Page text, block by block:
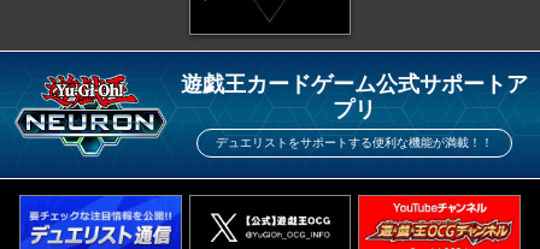
遊戯王カードゲーム公式サポートア
プリ
デュエリストをサポートする便利な機能が満載！！